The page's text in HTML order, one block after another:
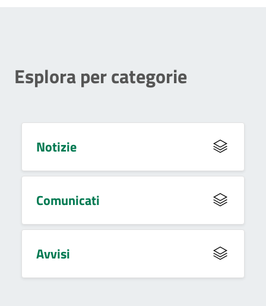
Esplora per categorie
Notizie
Comunicati
Avvisi